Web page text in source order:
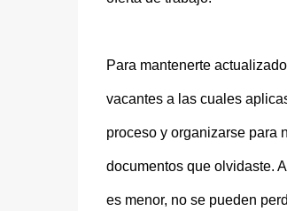
Para mantenerte
vacantes a las cuales
proceso y organizarse para
documentos que olvidaste.
es menor, no se pueden